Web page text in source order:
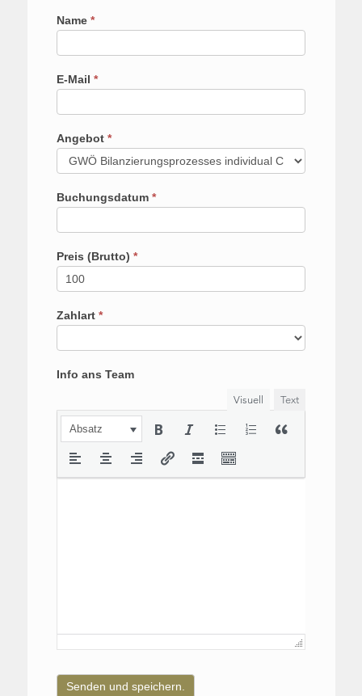
Name *
E-Mail *
Angebot *
Buchungsdatum *
Preis (Brutto) *
Zahlart *
Info ans Team
Visuell
Text
Absatz
Senden und speichern.